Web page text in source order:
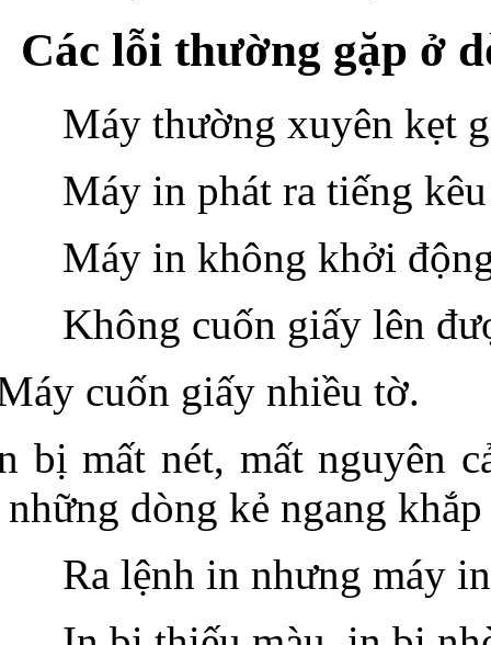
Các lỗi thường gặp ở
Máy thường xuyên kẹt
Máy in phát ra tiếng
Máy in không khởi
Không cuốn giấy lên
cuốn giấy nhiều tờ.
bị mất nét, mất nguyên
những dòng kẻ ngang
Ra lệnh in nhưng máy